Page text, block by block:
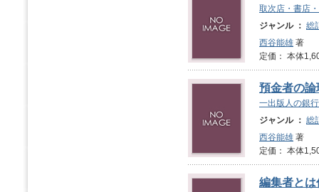
取次店・書店
ジャンル ： 総
西谷能雄 著
定価： 本体
預金者の論
一出版人の銀
ジャンル ： 総
西谷能雄 著
定価： 本体
編集者とは